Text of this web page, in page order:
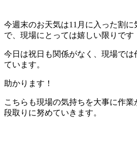
今週末のお天気は11月に入った割に
で、現場にとっては嬉しい限りです
今日は祝日も関係がなく、現場では
ています。
助かります！
こちらも現場の気持ちを大事に作
段取りに努めていきます。